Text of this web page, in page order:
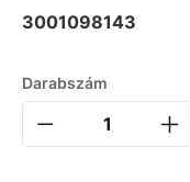
3001098143
Darabszám